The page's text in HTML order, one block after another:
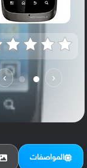
‹
›
المواصفات